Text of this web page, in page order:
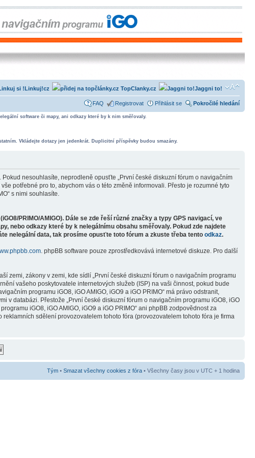
Jaggni to!
TopClanky.cz
Linkuj!cz
FAQ Registrovat Přihlásit se Pokročilé hledání
software či mapy, ani odkazy které by k nim směřovaly.
Vkládejte dotazy jen jedenkrát. Duplicitní příspěvky budou smazány.
nesouhlasíte, neprodleně opusťte „První české diskuzní fórum o navigačním
potřebné pro to, abychom vás o této změně informovali. Přesto je rozumné tyto
s nimi souhlasíte.
PRIMO/AMIGO). Dále se zde řeší různé značky a typy GPS navigací, ve
nebo odkazy které by k nelegálnímu obsahu směřovaly. Pokud zde najdete
nelegální data, tak prosíme opusťte toto fórum a zkuste třeba tento odkaz.
. phpBB software pouze zprostředkovává internetové diskuze. Pro další
zemi, zákony v zemi, kde sídlí „První české diskuzní fórum o navigačním programu
vašeho poskytovatele internetových služeb (ISP) na vaši činnost, pokud bude
programu iGO8, iGO AMIGO, iGO9 a iGO PRIMO“ má právo odstranit,
databázi. Přestože „První české diskuzní fórum o navigačním programu iGO8, iGO
iGO8, iGO AMIGO, iGO9 a iGO PRIMO“ ani phpBB zodpovědnost za
sdělení provozovatelem tohoto fóra (provozovatelem tohoto fóra je firma
Tým • Smazat všechny cookies z fóra • Všechny časy jsou v UTC + 1 hodina